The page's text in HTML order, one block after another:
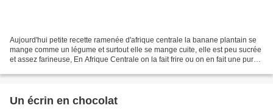
Aujourd'hui petite recette ramenée d'afrique centrale la banane plantain se
mange comme un légume et surtout elle se mange cuite, elle est peu sucrée
et assez farineuse, En Afrique Centrale on la fait frire ou on en fait une purée
Un écrin en chocolat